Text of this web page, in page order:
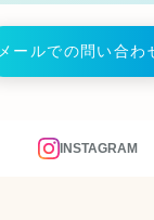
メールでの問い合わ
INSTAGRAM